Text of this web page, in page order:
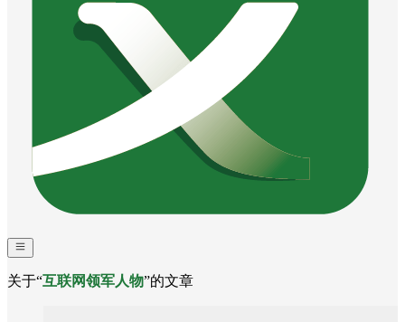
关于“互联网领军人物”的文章